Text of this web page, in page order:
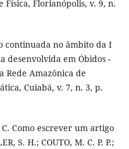
Física, Florianópolis, v. 9, n.
continuada no âmbito da I
desenvolvida em Óbidos -
Rede Amazônica de
Cuiabá, v. 7, n. 3, p.
C. Como escrever um artigo
S. H.; COUTO, M. C. P. P.;